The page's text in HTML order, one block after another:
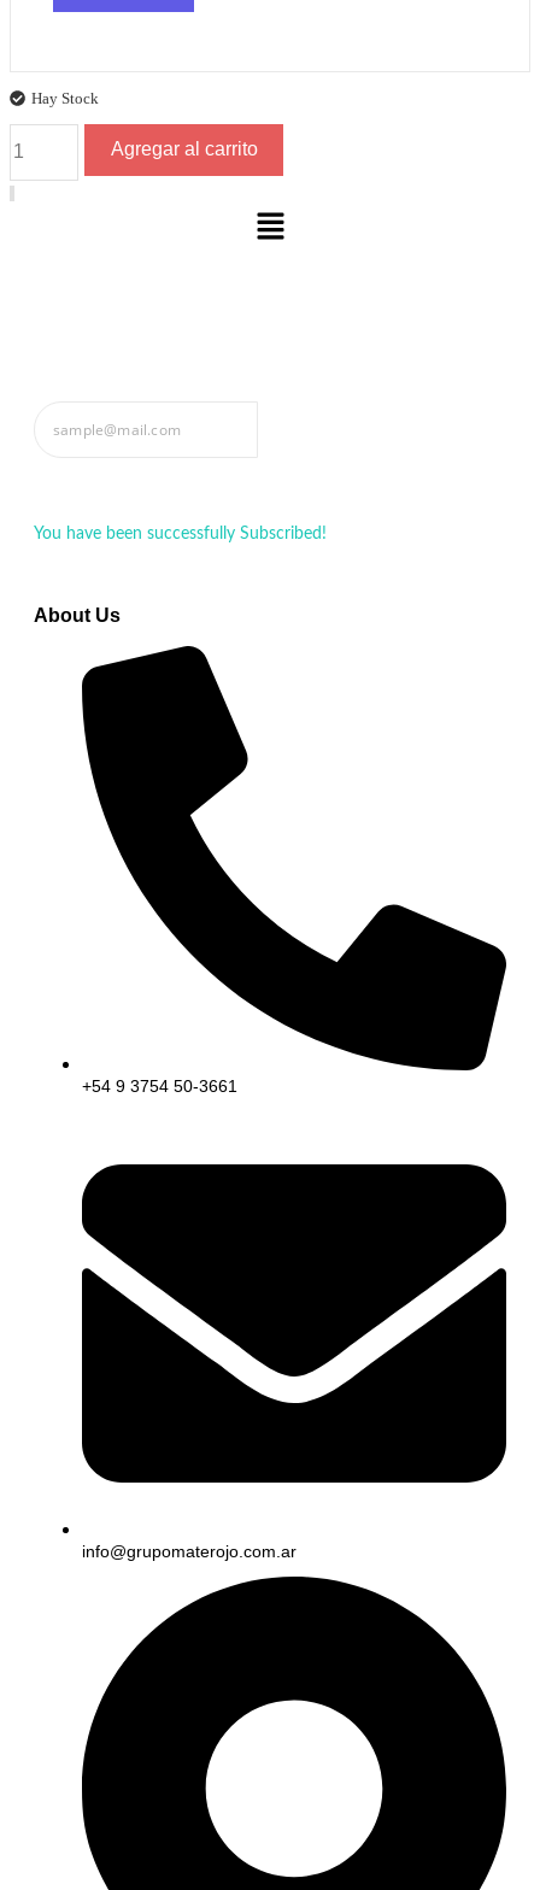
Hay Stock
Mate
Rojo
Tradicional
Agregar al carrito
Menu
You have been successfully Subscribed!
About Us
+54 9 3754 50-3661
info@grupomaterojo.com.ar